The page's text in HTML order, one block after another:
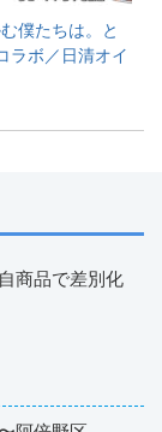
僕たちは。と
ラボ／日清オイ
商品で差別化